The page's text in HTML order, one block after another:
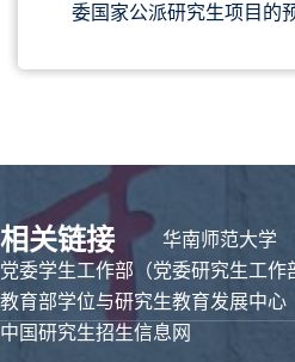
委国家公派研究生项目的
相关链接 华南师范大学
党委学生工作部（党委研究生工作
教育部学位与研究生教育发展中心
中国研究生招生信息网